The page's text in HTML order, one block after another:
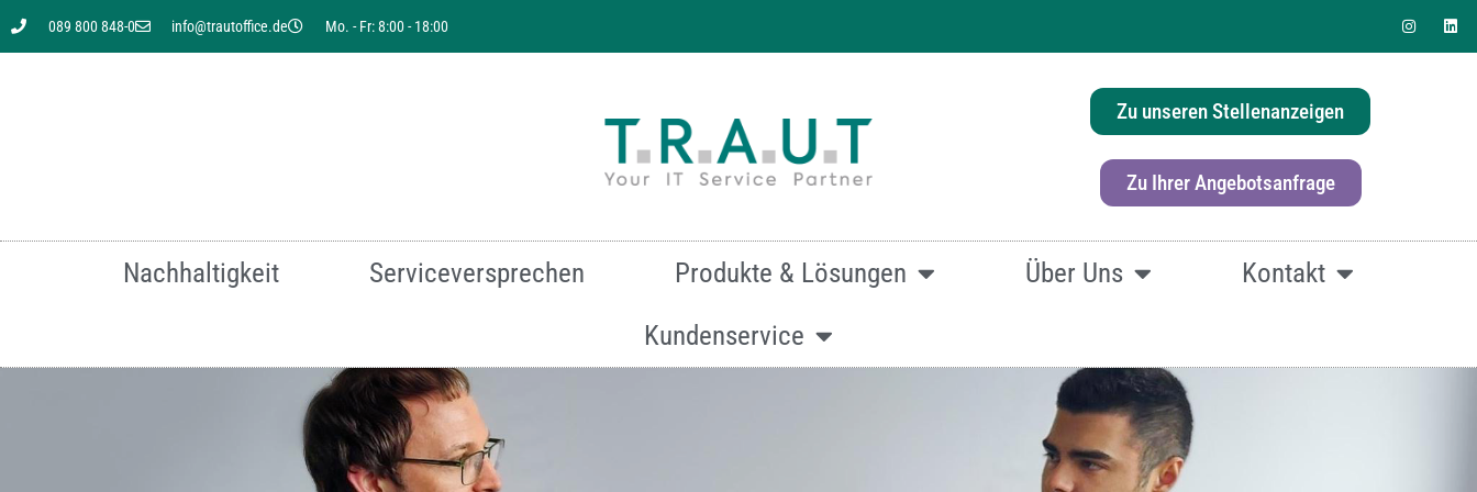
089 800 848-0 info@trautoffice.de Mo. - Fr: 8:00 - 18:00
Zu unseren Stellenanzeigen
Zu Ihrer Angebotsanfrage
Nachhaltigkeit Serviceversprechen Produkte & Lösungen Über Uns
Kontakt
Kundenservice
Sie suchen nach einer effizienten & hochwertigen Druckerlösung für Ihr Büro?
Für mehr Informationen zur Canon imageRunner ADVANCE DX C3926i einfach
hier klicken.
Oder kontaktieren Sie uns über dieses Formular: